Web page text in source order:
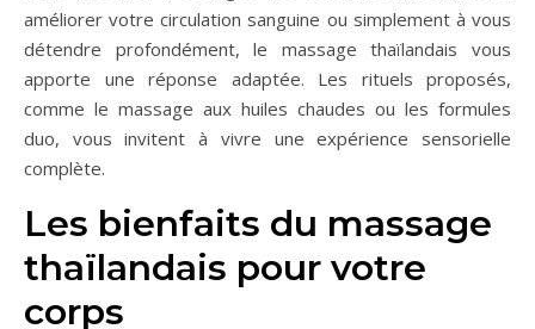
améliorer votre circulation sanguine ou simplement à vous
détendre profondément, le massage thaïlandais vous
apporte une réponse adaptée. Les rituels proposés,
comme le massage aux huiles chaudes ou les formules
duo, vous invitent à vivre une expérience sensorielle
complète.
Les bienfaits du massage
thaïlandais pour votre
corps